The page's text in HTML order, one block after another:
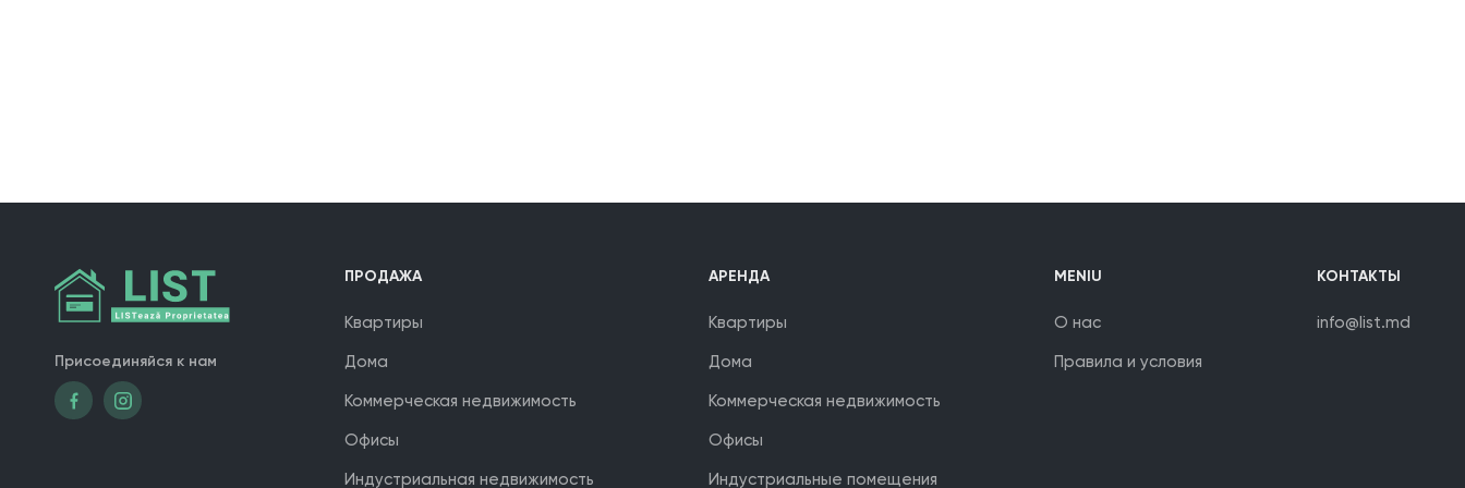
Присоединяйся к нам
ПРОДАЖА
Квартиры
Дома
Коммерческая недвижимость
Офисы
Индустриальная недвижимость
АРЕНДА
Квартиры
Дома
Коммерческая недвижимость
Офисы
Индустриальные помещения
МENIU
О нас
Правила и условия
КОНТАКТЫ
info@list.md